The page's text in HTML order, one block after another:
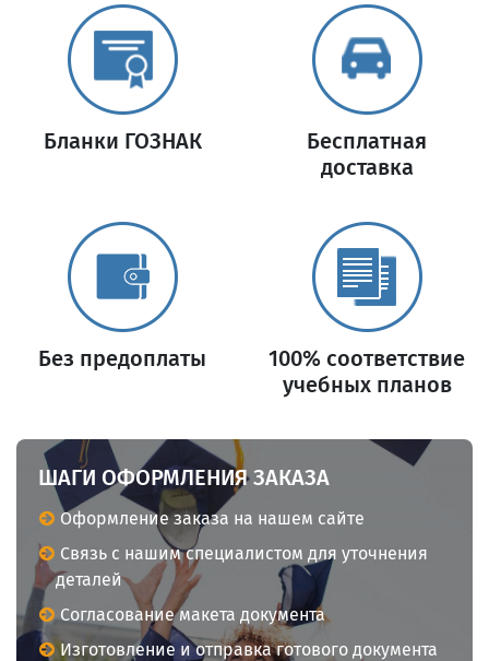
Бланки ГОЗНАК
Бесплатная
доставка
Без предоплаты
100% соответствие
учебных планов
ШАГИ ОФОРМЛЕНИЯ ЗАКАЗА
Оформление заказа на нашем сайте
Связь с нашим специалистом для уточнения
деталей
Согласование макета документа
Изготовление и отправка готового документа